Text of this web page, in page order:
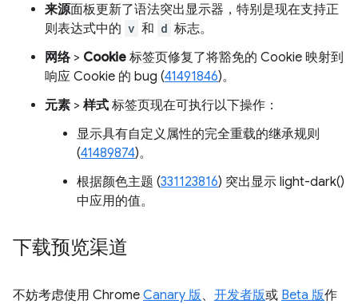
来源面板更新了语法突出显示器，特别是现在支持正
则表达式中的 v 和 d 标志。
网络> Cookie 标签页修复了将豁免的 Cookie 映射到
响应 Cookie 的 bug (41491846)。
元素 > 样式 标签页现在可执行以下操作：
显示具有自定义属性的完全重载的继承规则
(41489874)。
根据颜色主题 (331123816) 突出显示 light-dark()
中应用的值。
下载预览渠道
不妨考虑使用 Chrome Canary 版 、 开发者版或 Beta 版作